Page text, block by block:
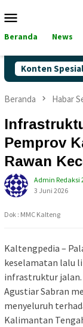
ke
Mobile
Beranda News
Konten Spesial
Pertalite
Beranda Habar
Pemprov
Rawan
Admin Redaksi
3 Juni 2026
Dok : MMC Kalteng
Kaltengpedia –
keselamatan lalu
infrastruktur jalan.
Agustiar Sabran
menyeluruh
Kalimantan